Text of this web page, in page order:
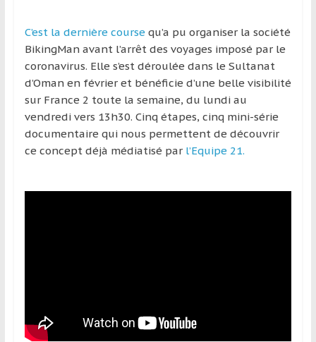
d’une
région
C’est la dernière course qu’a pu organiser la société
BikingMan avant l’arrêt des voyages imposé par le
coronavirus. Elle s’est déroulée dans le Sultanat
d’Oman en février et bénéficie d’une belle visibilité
sur France 2 toute la semaine, du lundi au
vendredi vers 13h30. Cinq étapes, cinq mini-série
documentaire qui nous permettent de découvrir
ce concept déjà médiatisé par l’Equipe 21.